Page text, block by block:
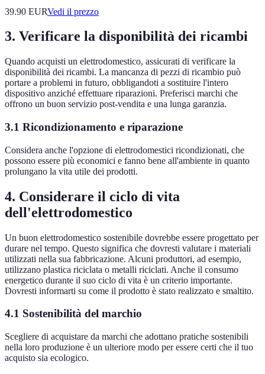
39.90 EURVedi il prezzo
3. Verificare la disponibilità dei ricambi
Quando acquisti un elettrodomestico, assicurati di verificare la
disponibilità dei ricambi. La mancanza di pezzi di ricambio può
portare a problemi in futuro, obbligandoti a sostituire l'intero
dispositivo anziché effettuare riparazioni. Preferisci marchi che
offrono un buon servizio post-vendita e una lunga garanzia.
3.1 Ricondizionamento e riparazione
Considera anche l'opzione di elettrodomestici ricondizionati, che
possono essere più economici e fanno bene all'ambiente in quanto
prolungano la vita utile dei prodotti.
4. Considerare il ciclo di vita
dell'elettrodomestico
Un buon elettrodomestico sostenibile dovrebbe essere progettato per
durare nel tempo. Questo significa che dovresti valutare i materiali
utilizzati nella sua fabbricazione. Alcuni produttori, ad esempio,
utilizzano plastica riciclata o metalli riciclati. Anche il consumo
energetico durante il suo ciclo di vita è un criterio importante.
Dovresti informarti su come il prodotto è stato realizzato e smaltito.
4.1 Sostenibilità del marchio
Scegliere di acquistare da marchi che adottano pratiche sostenibili
nella loro produzione è un ulteriore modo per essere certi che il tuo
acquisto sia ecologico.